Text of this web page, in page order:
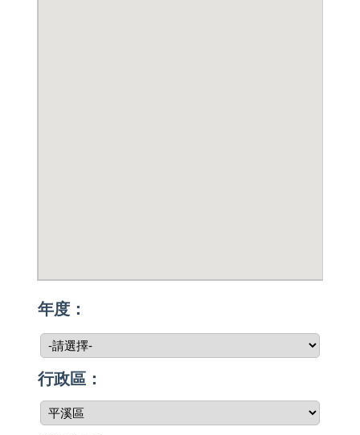
年度：
行政區：